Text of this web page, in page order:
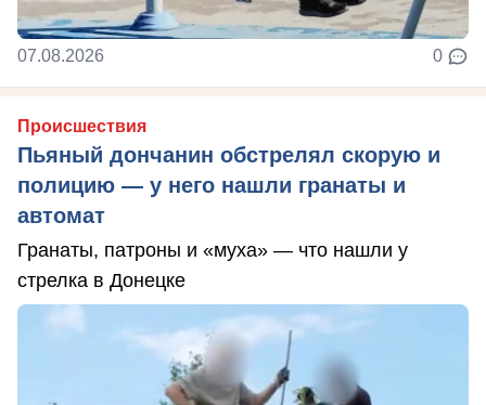
07.08.2026 0
Происшествия
Пьяный дончанин обстрелял скорую и
полицию — у него нашли гранаты и
автомат
Гранаты, патроны и «муха» — что нашли у
стрелка в Донецке